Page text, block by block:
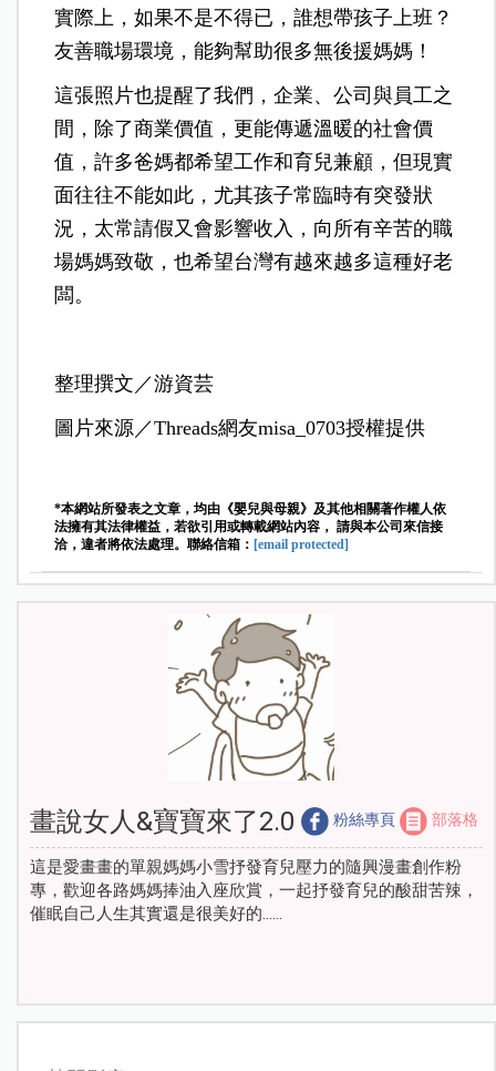
實際上，如果不是不得已，誰想帶孩子上班？
友善職場環境，能夠幫助很多無後援媽媽！
這張照片也提醒了我們，企業、公司與員工之
間，除了商業價值，更能傳遞溫暖的社會價
值，許多爸媽都希望工作和育兒兼顧，但現實
面往往不能如此，尤其孩子常臨時有突發狀
況，太常請假又會影響收入，向所有辛苦的職
場媽媽致敬，也希望台灣有越來越多這種好老
闆。
整理撰文／游資芸
圖片來源／Threads網友misa_0703授權提供
*本網站所發表之文章，均由《嬰兒與母親》及其他相關著作權人依
法擁有其法律權益，若欲引用或轉載網站內容， 請與本公司來信接
洽，違者將依法處理。聯絡信箱： [email protected]
畫說女人&寶寶來了2.0 粉絲專頁 部落格
這是愛畫畫的單親媽媽小雪抒發育兒壓力的隨興漫畫創作粉
專，歡迎各路媽媽捧油入座欣賞，一起抒發育兒的酸甜苦辣，
催眠自己人生其實還是很美好的……